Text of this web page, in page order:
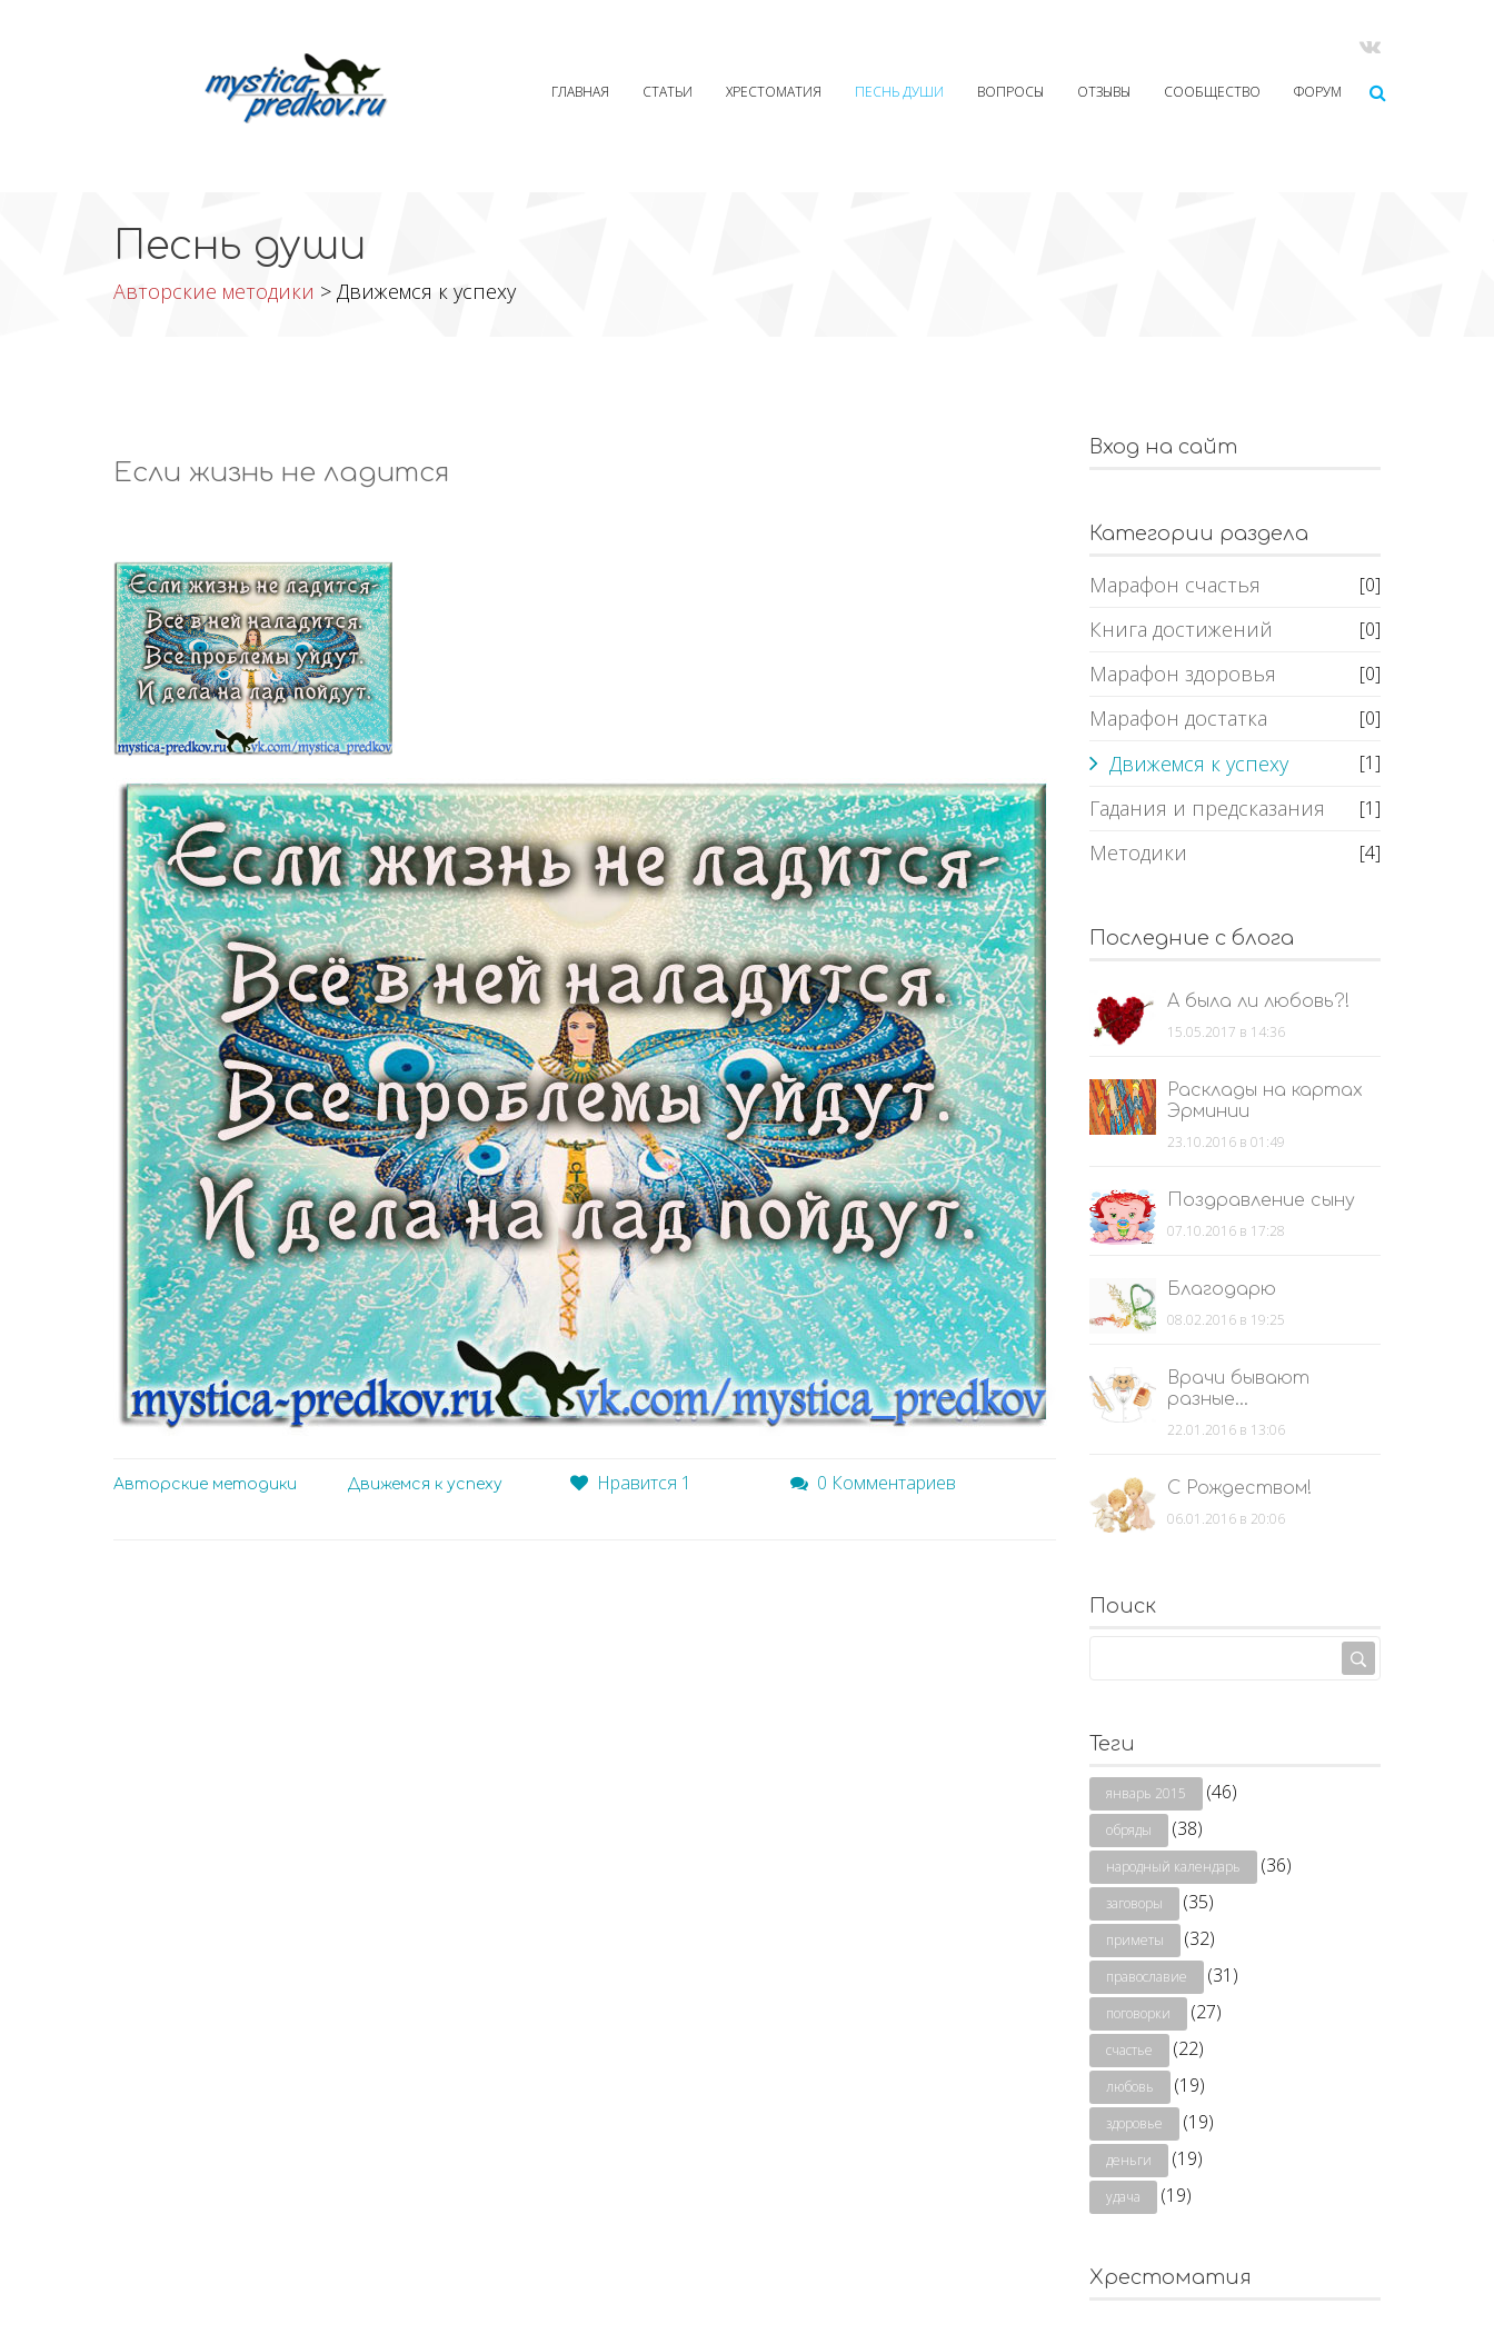
ГЛАВНАЯ СТАТЬИ ХРЕСТОМАТИЯ ПЕСНЬ ДУШИ ВОПРОСЫ ОТЗЫВЫ СООБЩЕСТВО ФОРУМ
Песнь души
Авторские методики > Движемся к успеху
Если жизнь не ладится
Авторские методики Движемся к успеху Нравится 1 0 Комментариев
Вход на сайт
Категории раздела
Марафон счастья [0]
Книга достижений [0]
Марафон здоровья [0]
Марафон достатка [0]
Движемся к успеху [1]
Гадания и предсказания [1]
Методики [4]
Последние с блога
А была ли любовь?!
15.05.2017 в 14:36
Расклады на картах
Эрминии
23.10.2016 в 01:49
Поздравление сыну
07.10.2016 в 17:28
Благодарю
08.02.2016 в 19:25
Врачи бывают
разные...
22.01.2016 в 13:06
С Рождеством!
06.01.2016 в 20:06
Поиск
Теги
январь 2015 (46)
обряды (38)
народный календарь (36)
заговоры (35)
приметы (32)
православие (31)
поговорки (27)
счастье (22)
любовь (19)
здоровье (19)
деньги (19)
удача (19)
Хрестоматия